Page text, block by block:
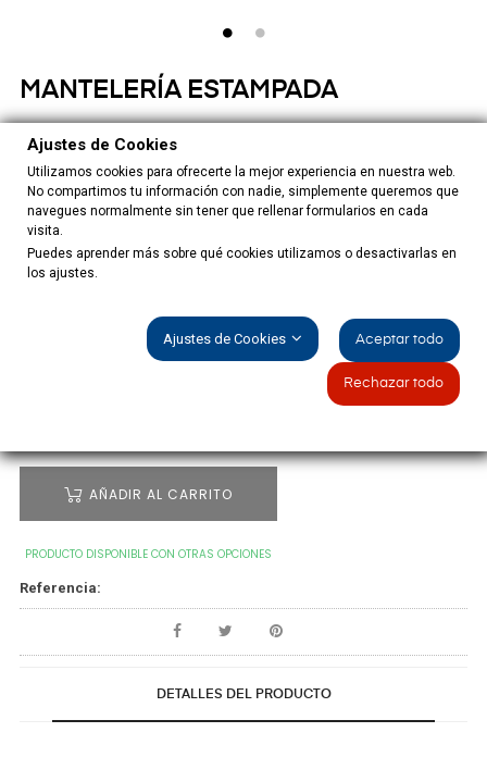
MANTELERÍA ESTAMPADA
37,50 €
Impuestos incluidos
Mantelería de 8 cubiertos sin servilletas estampada en blanco
y dorado de Navidad, 100% poliester.
AÑADIR AL CARRITO
PRODUCTO DISPONIBLE CON OTRAS OPCIONES
Referencia:
DETALLES DEL PRODUCTO
Ajustes de Cookies
Utilizamos cookies para ofrecerte la mejor experiencia en nuestra web.
No compartimos tu información con nadie, simplemente queremos que
navegues normalmente sin tener que rellenar formularios en cada
visita.
Puedes aprender más sobre qué cookies utilizamos o desactivarlas en
los ajustes.
Ajustes de Cookies Aceptar todo
Rechazar todo